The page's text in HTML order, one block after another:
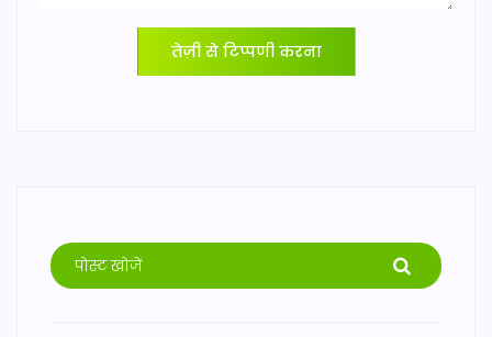
तेज़ी से टिप्पणी करना